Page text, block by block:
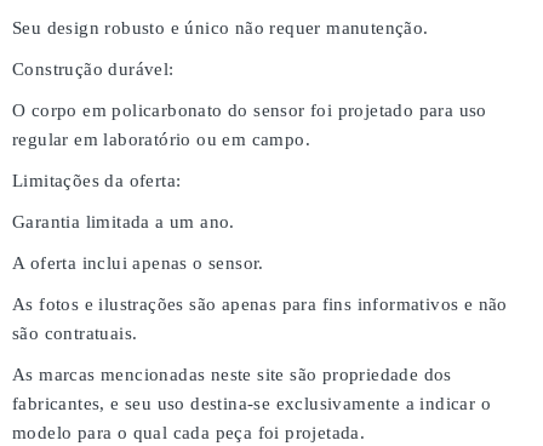
Seu design robusto e único não requer manutenção.
Construção durável:
O corpo em policarbonato do sensor foi projetado para uso
regular em laboratório ou em campo.
Limitações da oferta:
Garantia limitada a um ano.
A oferta inclui apenas o sensor.
As fotos e ilustrações são apenas para fins informativos e não
são contratuais.
As marcas mencionadas neste site são propriedade dos
fabricantes, e seu uso destina-se exclusivamente a indicar o
modelo para o qual cada peça foi projetada.